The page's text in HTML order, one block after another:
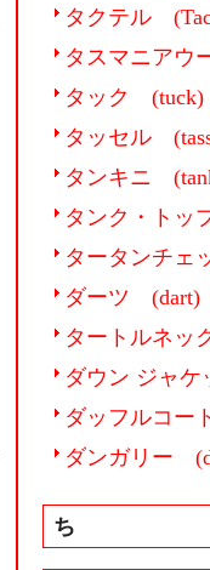
タクテル
タスマニアウ
タック (tuck)
タッセル
タンキニ
タンク・トッ
タータンチェ
ダーツ (dart)
タートルネッ
ダウン ジャ
ダッフルコー
ダンガリー
ち